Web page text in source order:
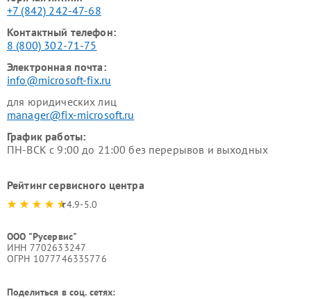
+7 (842) 242-47-68
Контактный телефон:
8 (800) 302-71-75
Электронная почта:
info@microsoft-fix.ru
для юридических лиц
manager@fix-microsoft.ru
График работы:
ПН-ВСК с 9:00 до 21:00 без перерывов и выходных
Рейтинг сервисного центра
4.9-5.0
ООО "Русервис"
ИНН 7702633247
ОГРН 1077746335776
Поделиться в соц. сетях: